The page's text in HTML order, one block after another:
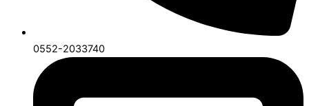
0552-2033740